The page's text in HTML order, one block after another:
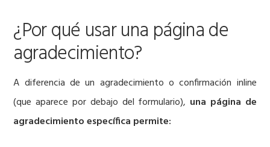
¿Por qué usar una página de
agradecimiento?
A diferencia de un agradecimiento o confirmación inline
(que aparece por debajo del formulario), una página de
agradecimiento específica permite: